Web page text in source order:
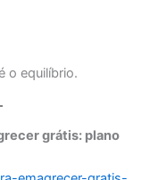
o equilíbrio.
grátis: plano